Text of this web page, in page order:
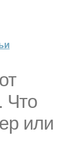
Что
или